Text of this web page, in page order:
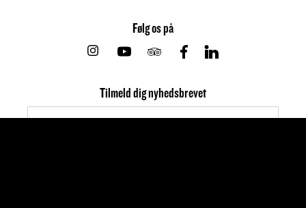
Følg os på
Instagram
YoutubeTripadvisor
FacebookLinkedin
Tilmeld dig nyhedsbrevet